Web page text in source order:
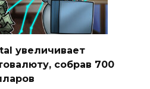
увеличивает
собрав 700